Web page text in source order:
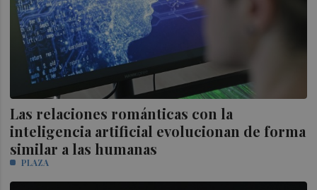
Las relaciones románticas con la
inteligencia artificial evolucionan de forma
similar a las humanas
PLAZA